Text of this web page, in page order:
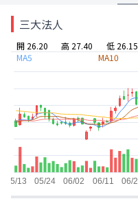
三大法人
開 26.20 高 27.40 低 26.15
MA5
MA10